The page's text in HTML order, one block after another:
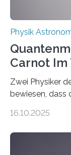
Physik
Carnot
Zwei Physiker
bewiesen, dass
Größenordnung
16.10.2025